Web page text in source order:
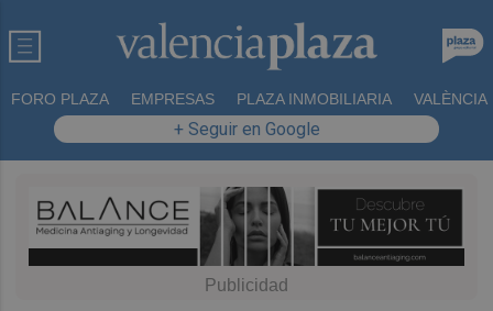
FORO PLAZA EMPRESAS PLAZA INMOBILIARIA VALÈNCIA
+ Seguir en Google